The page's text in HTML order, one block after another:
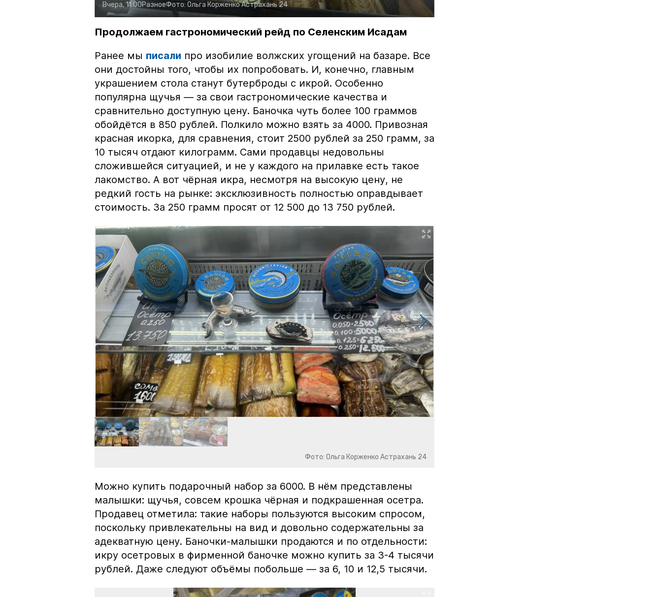
Вчера, 11:00РазноеФото: Ольга КорженкоАстрахань 24
Продолжаем гастрономический рейд по Селенским Исадам
Ранее мы писали про изобилие волжских угощений на базаре. Все
они достойны того, чтобы их попробовать. И, конечно, главным
украшением стола станут бутерброды с икрой. Особенно
популярна щучья — за свои гастрономические качества и
сравнительно доступную цену. Баночка чуть более 100 граммов
обойдётся в 850 рублей. Полкило можно взять за 4000. Привозная
красная икорка, для сравнения, стоит 2500 рублей за 250 грамм, за
10 тысяч отдают килограмм. Сами продавцы недовольны
сложившейся ситуацией, и не у каждого на прилавке есть такое
лакомство. А вот чёрная икра, несмотря на высокую цену, не
редкий гость на рынке: эксклюзивность полностью оправдывает
стоимость. За 250 грамм просят от 12 500 до 13 750 рублей.
Фото: Ольга Корженко Астрахань 24
Можно купить подарочный набор за 6000. В нём представлены
малышки: щучья, совсем крошка чёрная и подкрашенная осетра.
Продавец отметила: такие наборы пользуются высоким спросом,
поскольку привлекательны на вид и довольно содержательны за
адекватную цену. Баночки-малышки продаются и по отдельности:
икру осетровых в фирменной баночке можно купить за 3-4 тысячи
рублей. Даже следуют объёмы побольше — за 6, 10 и 12,5 тысячи.